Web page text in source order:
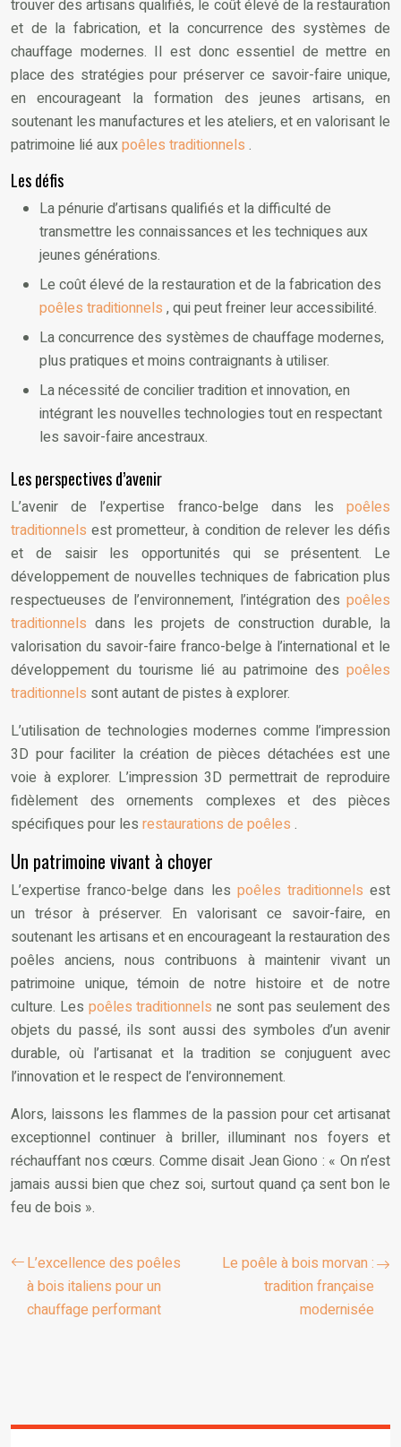
trouver des artisans qualifiés, le coût élevé de la restauration
et de la fabrication, et la concurrence des systèmes de
chauffage modernes. Il est donc essentiel de mettre en
place des stratégies pour préserver ce savoir-faire unique,
en encourageant la formation des jeunes artisans, en
soutenant les manufactures et les ateliers, et en valorisant le
patrimoine lié auxpoêles traditionnels .
Les défis
La pénurie d’artisans qualifiés et la difficulté de
transmettre les connaissances et les techniques aux
jeunes générations.
Le coût élevé de la restauration et de la fabrication des
poêles traditionnels , qui peut freiner leur accessibilité.
La concurrence des systèmes de chauffage modernes,
plus pratiques et moins contraignants à utiliser.
La nécessité de concilier tradition et innovation, en
intégrant les nouvelles technologies tout en respectant
les savoir-faire ancestraux.
Les perspectives d’avenir
L’avenir de l’expertise franco-belge dans les poêles
traditionnelsest prometteur, à condition de relever les défis
et de saisir les opportunités qui se présentent. Le
développement de nouvelles techniques de fabrication plus
respectueuses de l’environnement, l’intégration des poêles
traditionnelsdans les projets de construction durable, la
valorisation du savoir-faire franco-belge à l’international et le
développement du tourisme lié au patrimoine des poêles
traditionnels sont autant de pistes à explorer.
L’utilisation de technologies modernes comme l’impression
3D pour faciliter la création de pièces détachées est une
voie à explorer. L’impression 3D permettrait de reproduire
fidèlement des ornements complexes et des pièces
spécifiques pour les restaurations de poêles .
Un patrimoine vivant à choyer
L’expertise franco-belge dans les poêles traditionnelsest
un trésor à préserver. En valorisant ce savoir-faire, en
soutenant les artisans et en encourageant la restauration des
poêles anciens, nous contribuons à maintenir vivant un
patrimoine unique, témoin de notre histoire et de notre
culture. Les poêles traditionnels ne sont pas seulement des
objets du passé, ils sont aussi des symboles d’un avenir
durable, où l’artisanat et la tradition se conjuguent avec
l’innovation et le respect de l’environnement.
Alors, laissons les flammes de la passion pour cet artisanat
exceptionnel continuer à briller, illuminant nos foyers et
réchauffant nos cœurs. Comme disait Jean Giono : « On n’est
jamais aussi bien que chez soi, surtout quand ça sent bon le
feu de bois ».
L’excellence des poêles
à bois italiens pour un
chauffage performant
Le poêle à bois morvan :
tradition française
modernisée